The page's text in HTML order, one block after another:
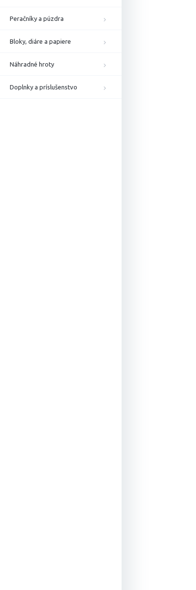
Peračníky a púzdra
Bloky, diáre a papiere
Náhradné hroty
Doplnky a príslušenstvo